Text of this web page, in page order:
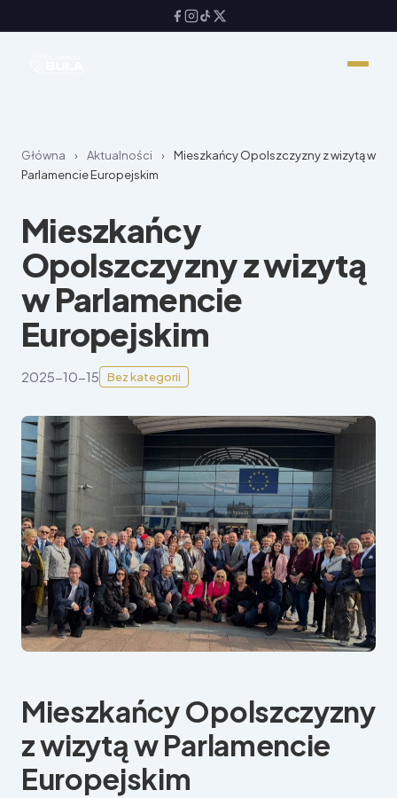
Główna › Aktualności ›
Mieszkańcy Opolszczyzny z wizytą w
Parlamencie Europejskim
Mieszkańcy
Opolszczyzny z wizytą
w Parlamencie
Europejskim
2025-10-15 Bez kategorii
Mieszkańcy Opolszczyzny
z wizytą w Parlamencie
Europejskim